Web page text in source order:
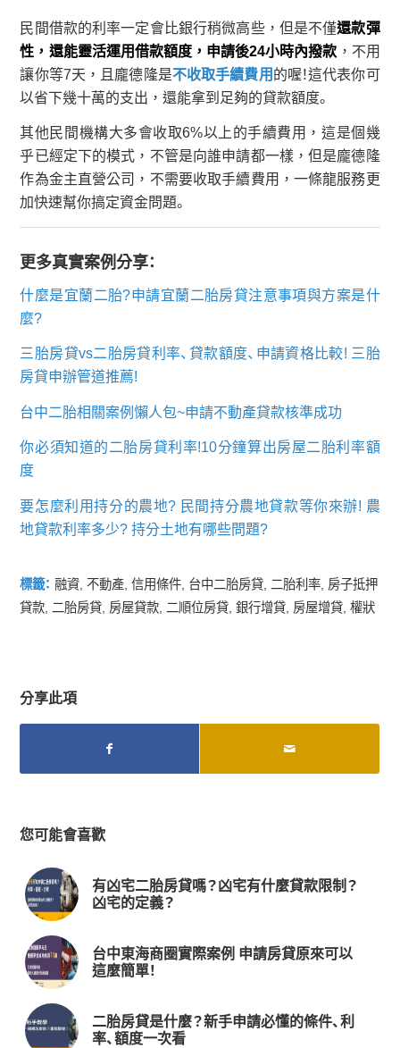
民間借款的利率一定會比銀行稍微高些，但是不僅還款彈
性，還能靈活運用借款額度 ，申請後24小時內撥款 ，不用
讓你等7天，且龐德隆是不收取手續費用 的喔！這代表你可
以省下幾十萬的支出，還能拿到足夠的貸款額度。
其他民間機構大多會收取6%以上的手續費用，這是個幾
乎已經定下的模式，不管是向誰申請都一樣，但是龐德隆
作為金主直營公司，不需要收取手續費用，一條龍服務更
加快速幫你搞定資金問題。
更多真實案例分享：
什麼是宜蘭二胎?申請宜蘭二胎房貸注意事項與方案是什
麼?
三胎房貸vs二胎房貸利率、貸款額度、申請資格比較! 三胎
房貸申辦管道推薦!
台中二胎相關案例懶人包~申請不動產貸款核準成功
你必須知道的二胎房貸利率!10分鐘算出房屋二胎利率額
度
要怎麼利用持分的農地? 民間持分農地貸款等你來辦! 農
地貸款利率多少? 持分土地有哪些問題?
標籤： 融資 ,不動產 ,信用條件 台中二胎房貸 二胎利率 房子抵押
貸款
二胎房貸 房屋貸款 二順位房貸 ,銀行增貸 房屋增貸 ,權狀
分享此項
您可能會喜歡
有凶宅二胎房貸嗎？凶宅有什麼貸款限制？
凶宅的定義？
台中東海商圈實際案例 申請房貸原來可以
這麼簡單！
二胎房貸是什麼？新手申請必懂的條件、利
率、額度一次看